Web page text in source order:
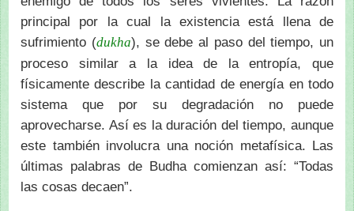
principal por la cual la existencia está llena de
sufrimiento (dukha), se debe al paso del tiempo, un
proceso similar a la idea de la entropía, que
físicamente describe la cantidad de energía en todo
sistema que por su degradación no puede
aprovecharse. Así es la duración del tiempo, aunque
este también involucra una noción metafísica. Las
últimas palabras de Budha comienzan así: “Todas
las cosas decaen”.